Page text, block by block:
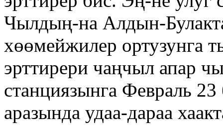
Чылдың-на Алдын-
хөөмейжилер ортузунга
эрттирери чаңчыл апар
станциязынга Февраль
аразында удаа-дараа